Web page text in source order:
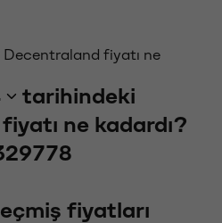
fiyatı ne
tarihindeki
fiyatı ne kadardı?
fiyatları